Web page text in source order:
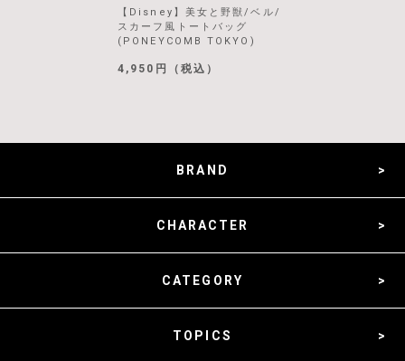
【Disney】美女と野獣/ベル/
スカーフ風トートバッグ
(PONEYCOMB TOKYO)
4,950円（税込）
BRAND
CHARACTER
CATEGORY
TOPICS